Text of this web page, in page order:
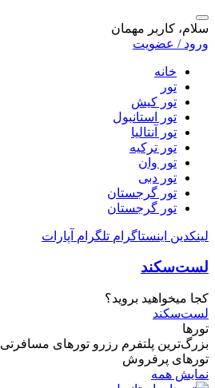
سلام، کاربر مهمان
ورود / عضویت
خانه
تور
تور کیش
تور استانبول
تور آنتالیا
تور ترکیه
تور وان
تور دبی
تور گرجستان
تور گرجستان
لینکدین اینستاگرام تلگرام آپارات
لست‌سکند
کجا میخواهید بروید؟
لست‌سکند
تورها
بزرگ‌ترین پلتفرم رزرو تورهای مسافرتی
تورهای پرفروش
نمایش همه